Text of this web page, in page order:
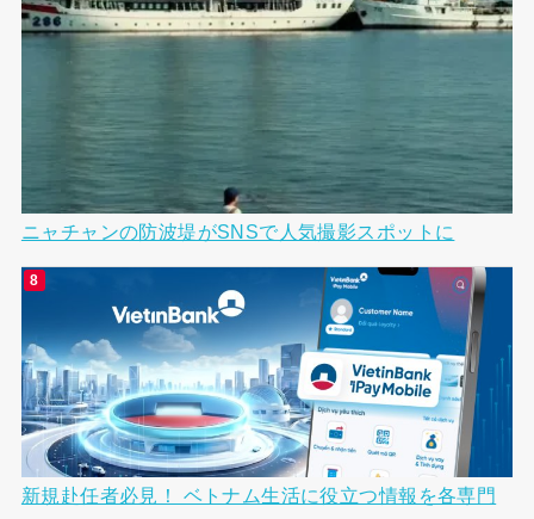
ニャチャンの防波堤がSNSで人気撮影スポットに
新規赴任者必見！ ベトナム生活に役立つ情報を各専門